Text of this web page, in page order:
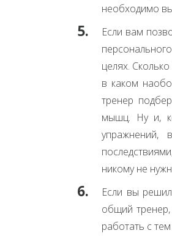
необходимо
Если вам
целях.
в каком
тренер
мышц. Ну и,
упражнений,
никому не
Если вы
общий
работать с